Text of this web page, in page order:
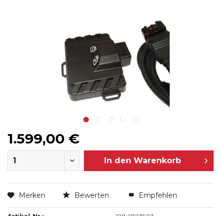
1.599,00 €
In den Warenkorb
Merken Bewerten Empfehlen